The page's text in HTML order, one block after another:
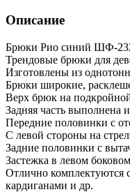
Описание
Брюки Рио синий ШФ-
Трендовые брюки для
Изготовлены из
Брюки широкие,
Верх брюк на
Задняя часть выполнена
Передние половинки с
С левой стороны на
Задние половинки с
Застежка в левом
Отлично комплектуются
кардиганами и др.